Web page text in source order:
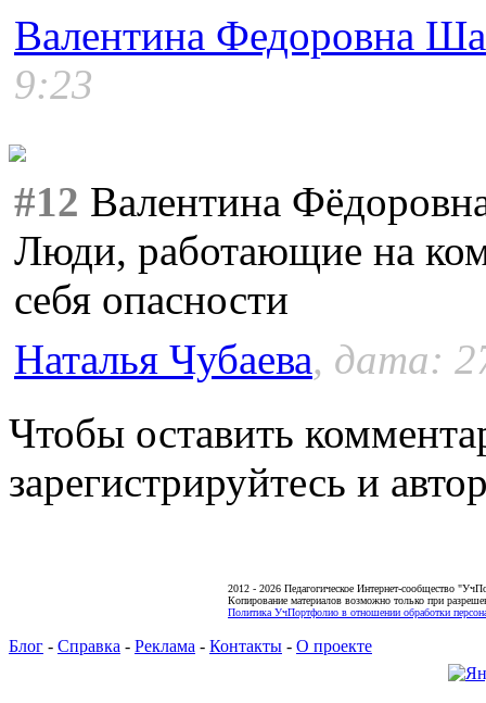
Валентина Федоровна
9:23
#12 Валентина
Люди, работающие на
себя опасности
Наталья Чубаева, дата:
Чтобы оставить
зарегистрируйтесь и
2012 - 2026 Педагогическое Интернет-сообщество
Копирование материалов возможно только при
Политика УчПортфолио в отношении обработки
Блог - Справка - Реклама - Контакты - О проекте